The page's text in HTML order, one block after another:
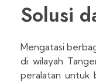
Solusi
Mengatasi
di wilayah
peralatan untuk